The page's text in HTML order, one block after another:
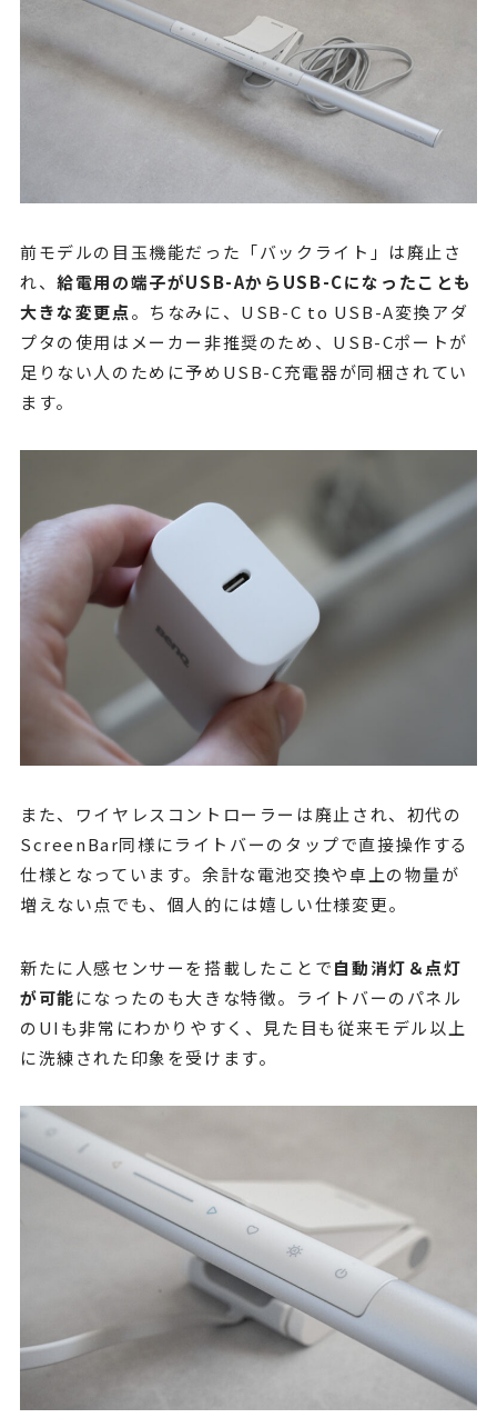
前モデルの目玉機能だった「バックライト」は廃止さ
れ、給電用の端子がUSB-AからUSB-Cになったことも
大きな変更点。ちなみに、USB-C to USB-A変換アダ
プタの使用はメーカー非推奨のため、USB-Cポートが
足りない人のために予めUSB-C充電器が同梱されてい
ます。
また、ワイヤレスコントローラーは廃止され、初代の
ScreenBar同様にライトバーのタップで直接操作する
仕様となっています。余計な電池交換や卓上の物量が
増えない点でも、個人的には嬉しい仕様変更。
新たに人感センサーを搭載したことで自動消灯＆点灯
が可能になったのも大きな特徴。ライトバーのパネル
のUIも非常にわかりやすく、見た目も従来モデル以上
に洗練された印象を受けます。